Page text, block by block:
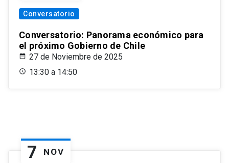
Conversatorio
Conversatorio: Panorama económico para
el próximo Gobierno de Chile
27 de Noviembre de 2025
13:30 a 14:50
7 NOV